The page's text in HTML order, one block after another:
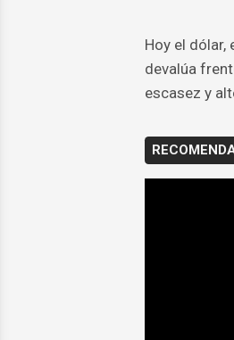
Hoy el dólar,
devalúa
escasez y